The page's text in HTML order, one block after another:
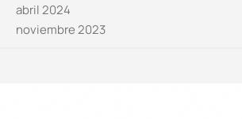
abril 2024
noviembre 2023